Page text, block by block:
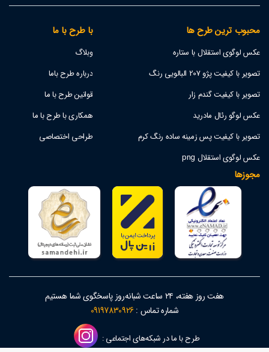
محبوب ترین طرح ها
عکس لوگوی استقلال با ستاره
تصویر با کیفیت پژو 207 البالویی رنگ
تصویر با کیفیت گندم زار
عکس لوگو رئال مادرید
تصویر با کیفیت پس زمینه ساده رنگ کرم
عکس لوگوی استقلال png
با طرح با ما
وبلاگ
درباره طرح باما
قوانین طرح با ما
همکاری با طرح با ما
طراحی اختصاصی
مجوزها
هفت روز هفته، ۲۴ ساعت شبانه‌روز پاسخگوی شما هستیم
شماره تماس :09197830926
طرح با ما در شبکه‌های اجتماعی :